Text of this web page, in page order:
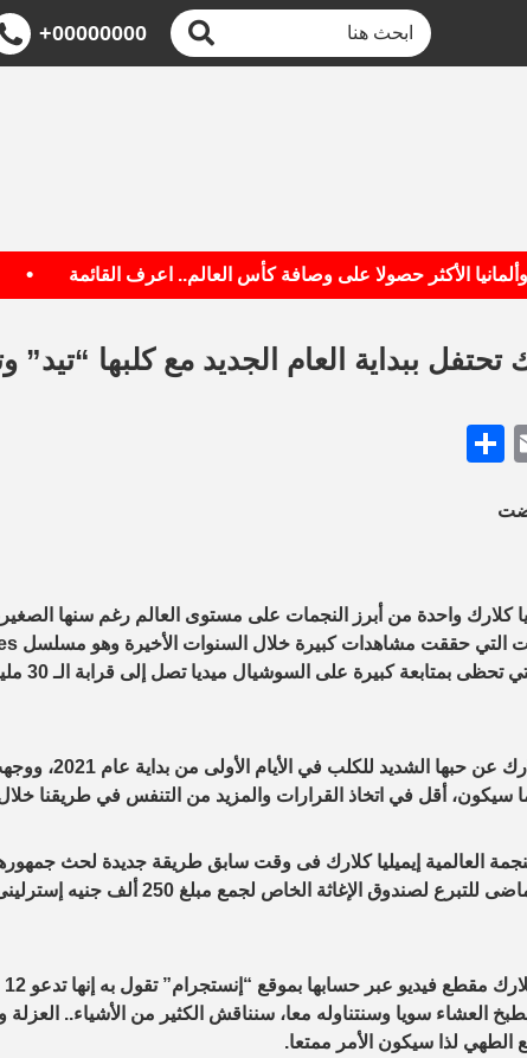
+00000000
الأكثر حصولا على وصافة كأس العالم.. اعرف القائمة
تحتفل ببداية العام الجديد مع كلبها
Email
كلارك واحدة من أبرز النجمات على مستوى العالم رغم سنها
ظهرت
وعبرت إيمليا
العالمية إيميليا كلارك فى وقت سابق طريقة جديدة لحث
الإغاثة الخاص لجمع مبلغ 250 ألف جنيه إسترلينى، فى مقابل تناول العشاء معها عبر الفيديو كول.
العشاء سويا وسنتناوله معا، سنناقش الكثير من الأشياء.. العزلة
الطهي لذا سيكون الأمر ممتعا.